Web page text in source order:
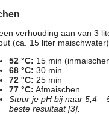
verhouding aan van 3
(ca. 15 liter maischwater).
52 °C: 15 min
68 °C: 30 min
72 °C: 25 min
77 °C: Afmaischen
Stuur je pH bij naar 5,4 –
beste resultaat [3].